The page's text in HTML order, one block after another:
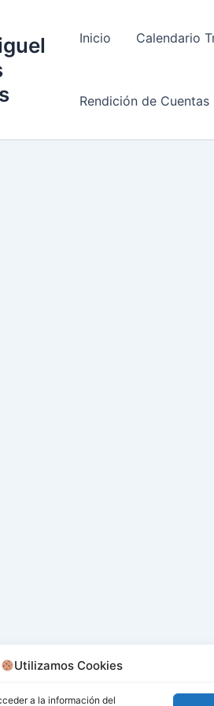
Utilizamos Cookies
a la información del
Inicio Calendario
Rendición de Cuentas